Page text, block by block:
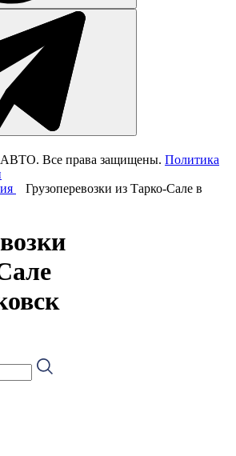
Все права защищены. Политика
Грузоперевозки из Тарко-Сале в